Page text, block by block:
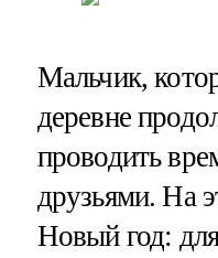
Мальчик,
деревне
проводить
друзьями. На
Новый год: